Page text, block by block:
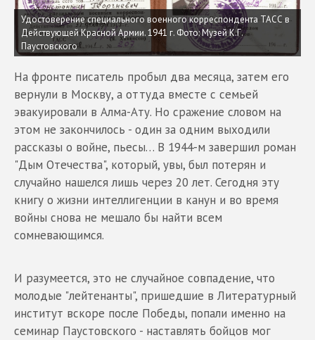
Удостоверение специального военного корреспондента ТАСС в
Действующей Красной Армии. 1941 г. Фото: Музей К.Г.
Паустовского
На фронте писатель пробыл два месяца, затем его
вернули в Москву, а оттуда вместе с семьей
эвакуировали в Алма-Ату. Но сражение словом на
этом не закончилось - один за одним выходили
рассказы о войне, пьесы… В 1944-м завершил роман
"Дым Отечества", который, увы, был потерян и
случайно нашелся лишь через 20 лет. Сегодня эту
книгу о жизни интеллигенции в канун и во время
войны снова не мешало бы найти всем
сомневающимся.
И разумеется, это не случайное совпадение, что
молодые "лейтенанты", пришедшие в Литературный
институт вскоре после Победы, попали именно на
семинар Паустовского - наставлять бойцов мог